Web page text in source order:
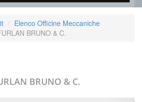
Elenco Officine Meccaniche
BRUNO & C.
BRUNO & C.